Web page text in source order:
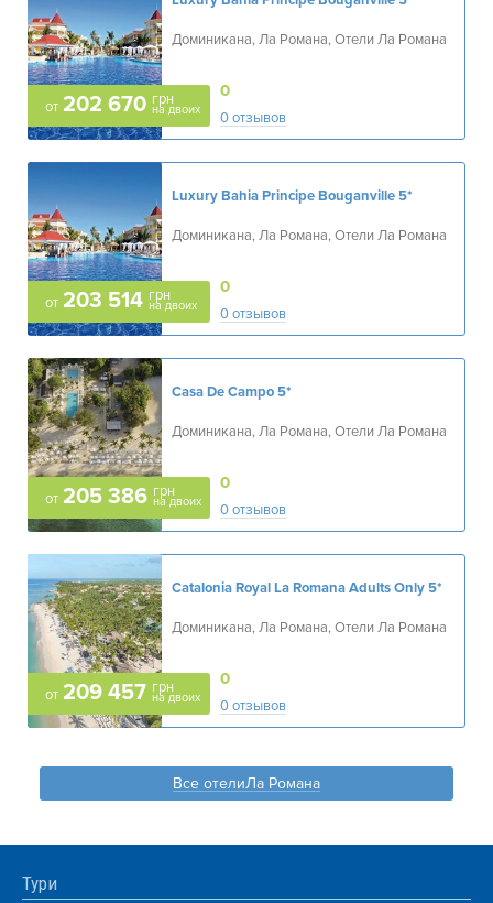
от 202 670 грн
на двоих
Доминикана, Ла Романа, Отели Ла Романа
0
0 отзывов
от 203 514 грн
на двоих
Luxury Bahia Principe Bouganville5*
Доминикана, Ла Романа, Отели Ла Романа
0
0 отзывов
от 205 386 грн
на двоих
Casa De Campo5*
Доминикана, Ла Романа, Отели Ла Романа
0
0 отзывов
от 209 457 грн
на двоих
Catalonia Royal La Romana Adults Only5*
Доминикана, Ла Романа, Отели Ла Романа
0
0 отзывов
Все отелиЛа Романа
Тури